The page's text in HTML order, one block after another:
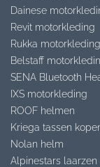
Dainese
Revit motorkleding
Rukka motorkleding
Belstaff
SENA Bluetooth
IXS motorkleding
ROOF helmen
Kriega tassen
Nolan helm
Alpinestars laarzen